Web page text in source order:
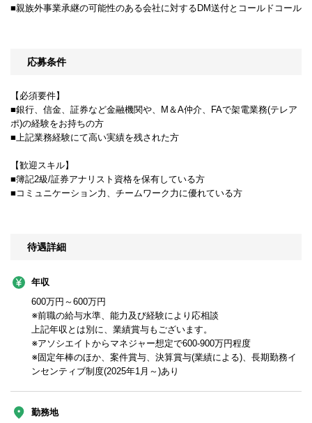
■親族外事業承継の可能性のある会社に対するDM送付とコールドコール
応募条件
【必須要件】
■銀行、信金、証券など金融機関や、M＆A仲介、FAで架電業務(テレア
ポ)の経験をお持ちの方
■上記業務経験にて高い実績を残された方
【歓迎スキル】
■簿記2級/証券アナリスト資格を保有している方
■コミュニケーション力、チームワーク力に優れている方
待遇詳細
年収
600万円～600万円
※前職の給与水準、能力及び経験により応相談
上記年収とは別に、業績賞与もございます。
※アソシエイトからマネジャー想定で600-900万円程度
※固定年棒のほか、案件賞与、決算賞与(業績による)、長期勤務イ
ンセンティブ制度(2025年1月～)あり
勤務地